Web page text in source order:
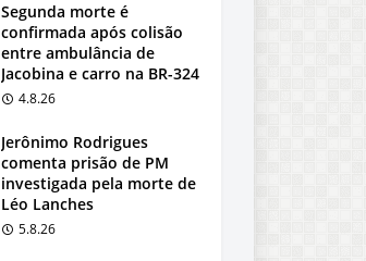
Segunda morte é
confirmada após colisão
entre ambulância de
Jacobina e carro na BR-324
4.8.26
Jerônimo Rodrigues
comenta prisão de PM
investigada pela morte de
Léo Lanches
5.8.26